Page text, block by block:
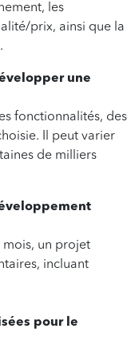
les
prix, ainsi que la
une
fonctionnalités, des
Il peut varier
de milliers
mois, un projet
incluant
pour le